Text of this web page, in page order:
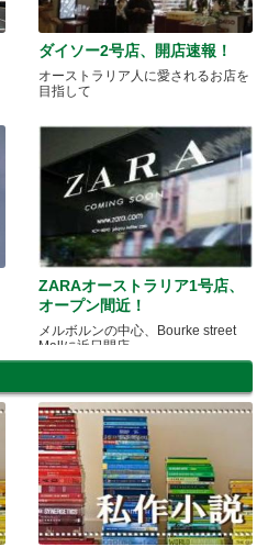
ダイソー2号店、開店速報！
オーストラリア人に愛されるお店を
目指して
ZARAオーストラリア1号店、
オープン間近！
メルボルンの中心、Bourke street
Mallに近日開店